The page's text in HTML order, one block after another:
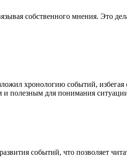
собственного мнения. Это
хронологию событий, избегая
и полезным для понимания
событий, что позволяет